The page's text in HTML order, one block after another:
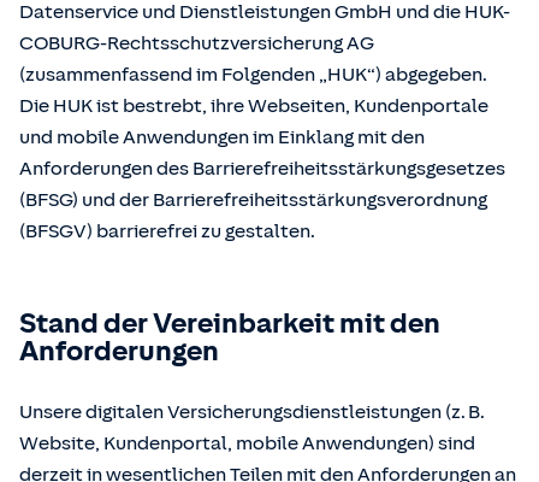
Datenservice und Dienstleistungen GmbH und die HUK-
COBURG-Rechtsschutzversicherung AG
(zusammenfassend im Folgenden „HUK“) abgegeben.
Die HUK ist bestrebt, ihre Webseiten, Kundenportale
und mobile Anwendungen im Einklang mit den
Anforderungen des Barrierefreiheitsstärkungsgesetzes
(BFSG) und der Barrierefreiheitsstärkungsverordnung
(BFSGV) barrierefrei zu gestalten.
Stand der Vereinbarkeit mit den
Anforderungen
Unsere digitalen Versicherungsdienstleistungen (z. B.
Website, Kundenportal, mobile Anwendungen) sind
derzeit in wesentlichen Teilen mit den Anforderungen an